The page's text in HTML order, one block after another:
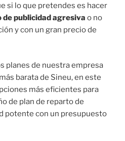
si lo que pretendes es hacer
publicidad agresiva o no
y con un gran precio de
planes de nuestra empresa
barata de Sineu, en este
más eficientes para
de plan de reparto de
potente con un presupuesto